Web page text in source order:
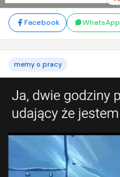
Facebook WhatsApp
memy o pracy